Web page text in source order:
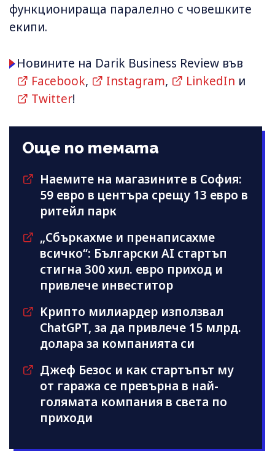
функционираща паралелно с човешките
екипи.
Новините на Darik Business Review във
Facebook, Instagram, LinkedIn и
Twitter!
Още по темата
Наемите на магазините в София:
59 евро в центъра срещу 13 евро в
ритейл парк
„Сбъркахме и пренаписахме
всичко“: Български AI стартъп
стигна 300 хил. евро приход и
привлече инвеститор
Kрипто милиардер използвал
ChatGPT, за да привлече 15 млрд.
долара за компанията си
Джеф Безос и как стартъпът му
от гаража се превърна в най-
голямата компания в света по
приходи